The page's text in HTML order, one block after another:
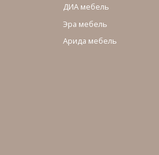
ДИА мебель
Эра мебель
Арида мебель